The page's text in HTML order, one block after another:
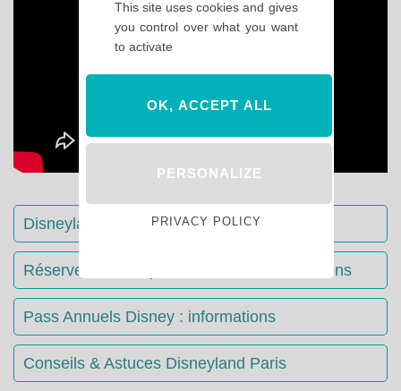
Disneyland Paris : Le guide complet
Réserver votre séjour : toutes les informations
Pass Annuels Disney : informations
Conseils & Astuces Disneyland Paris
This site uses cookies and gives
you control over what you want
to activate
OK, ACCEPT ALL
PERSONALIZE
PRIVACY POLICY